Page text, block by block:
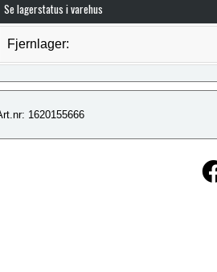
Se lagerstatus i varehus
Fjernlager:
1620155666